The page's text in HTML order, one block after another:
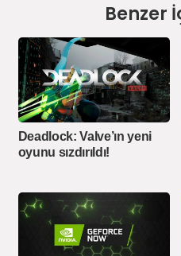
Benzer
Deadlock: Valve’ın yeni
oyunu sızdırıldı!